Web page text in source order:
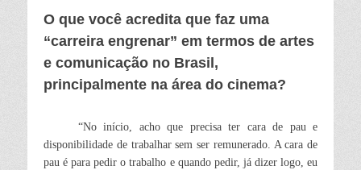
O que você acredita que faz uma
“carreira engrenar” em termos de artes
e comunicação no Brasil,
principalmente na área do cinema?
“No início, acho que precisa ter cara de pau e
disponibilidade de trabalhar sem ser remunerado. A cara de
pau é para pedir o trabalho e quando pedir, já dizer logo, eu